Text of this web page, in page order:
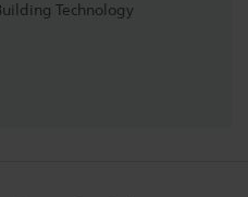
Technology